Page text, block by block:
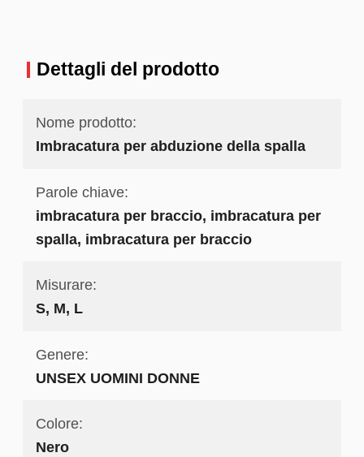
Dettagli del prodotto
Nome prodotto:
Imbracatura per abduzione della spalla
Parole chiave:
imbracatura per braccio, imbracatura per
spalla, imbracatura per braccio
Misurare:
S, M, L
Genere:
UNSEX UOMINI DONNE
Colore:
Nero